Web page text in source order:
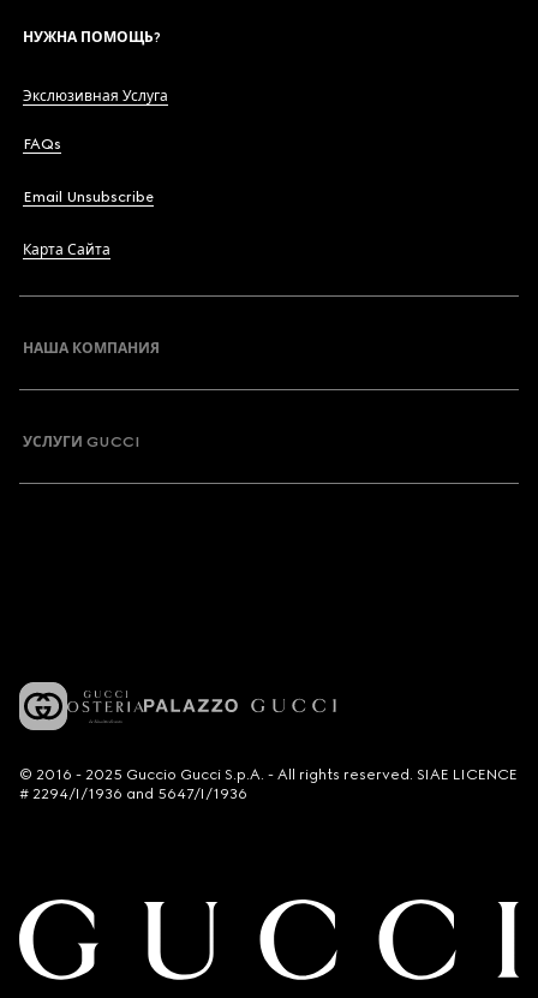
НУЖНА ПОМОЩЬ?
Экслюзивная Услуга
FAQs
Email Unsubscribe
Карта Сайта
НАША КОМПАНИЯ
УСЛУГИ GUCCI
© 2016 - 2025 Guccio Gucci S.p.A. - All rights reserved. SIAE LICENCE
# 2294/I/1936 and 5647/I/1936